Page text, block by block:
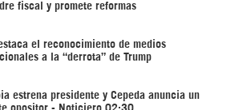
fiscal y promete reformas
el reconocimiento de medios
a la “derrota” de Trump
estrena presidente y Cepeda anuncia un
opositor - Noticiero 02:30